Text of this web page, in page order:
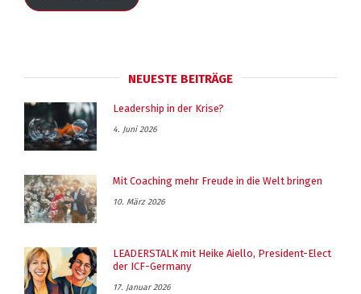
NEUESTE BEITRÄGE
Leadership in der Krise?
4. Juni 2026
Mit Coaching mehr Freude in die Welt bringen
10. März 2026
LEADERSTALK mit Heike Aiello, President-Elect
der ICF-Germany
17. Januar 2026